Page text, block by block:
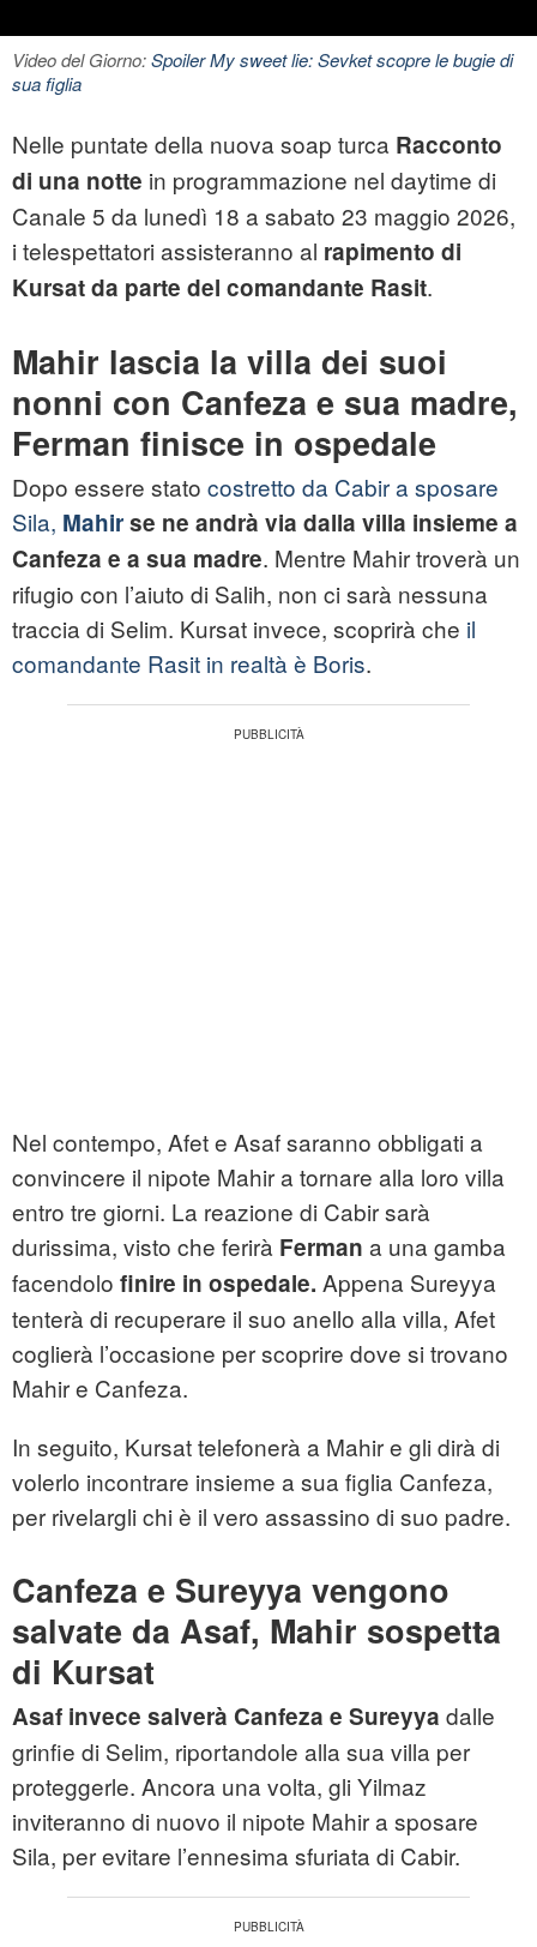
Video del Giorno:Spoiler My sweet lie: Sevket scopre le bugie di
sua figlia
Nelle puntate della nuova soap turca Racconto
di una notte in programmazione nel daytime di
Canale 5 da lunedì 18 a sabato 23 maggio 2026,
i telespettatori assisteranno al rapimento di
Kursatda parte del comandante Rasit.
Mahir lascia la villa dei suoi
nonni con Canfeza e sua madre,
Ferman finisce in ospedale
Dopo essere stato costretto da Cabir a sposare
Sila, Mahirse ne andrà via dalla villa insieme a
Canfeza e a sua madre. Mentre Mahir troverà un
rifugio con l’aiuto di Salih, non ci sarà nessuna
traccia di Selim. Kursat invece, scoprirà che il
comandante Rasit in realtà è Boris.
Nel contempo, Afet e Asaf saranno obbligati a
convincere il nipote Mahir a tornare alla loro villa
entro tre giorni. La reazione di Cabir sarà
durissima, visto che ferirà Ferman a una gamba
facendolo finire in ospedale. Appena Sureyya
tenterà di recuperare il suo anello alla villa, Afet
coglierà l’occasione per scoprire dove si trovano
Mahir e Canfeza.
In seguito, Kursat telefonerà a Mahir e gli dirà di
volerlo incontrare insieme a sua figlia Canfeza,
per rivelargli chi è il vero assassino di suo padre.
Canfeza e Sureyya vengono
salvate da Asaf, Mahir sospetta
di Kursat
Asaf invece salverà Canfeza e Sureyya dalle
grinfie di Selim, riportandole alla sua villa per
proteggerle. Ancora una volta, gli Yilmaz
inviteranno di nuovo il nipote Mahir a sposare
Sila, per evitare l’ennesima sfuriata di Cabir.